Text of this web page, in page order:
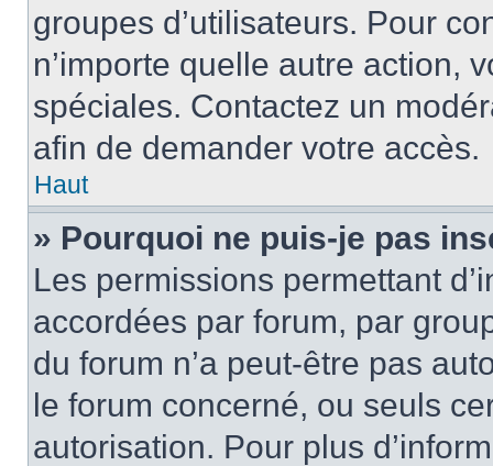
groupes d’utilisateurs. Pour
n’importe quelle autre action,
spéciales. Contactez un
afin de demander votre accès.
Haut
» Pourquoi ne puis-je pas
Les permissions permettant
accordées par forum, par
du forum n’a peut-être pas
le forum concerné, ou seuls
autorisation. Pour plus